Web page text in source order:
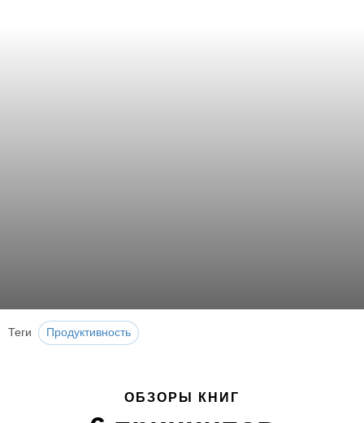
Теги Продуктивность
ОБЗОРЫ КНИГ